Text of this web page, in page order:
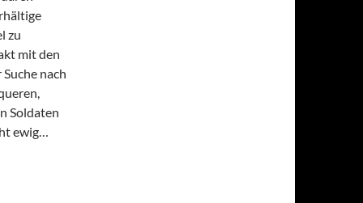
zu
mit den
nach
Soldaten
ewig…